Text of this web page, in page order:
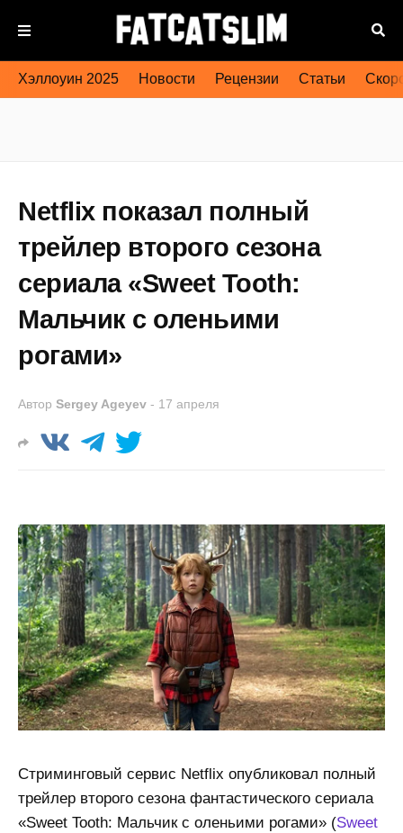
Хэллоуин 2025 Новости Рецензии Статьи
Netflix показал полный
трейлер второго сезона
сериала «Sweet Tooth:
Мальчик с оленьими
рогами»
Автор Sergey Ageyev - 17 апреля
Стриминговый сервис Netflix опубликовал полный
трейлер второго сезона фантастического сериала
«Sweet Tooth: Мальчик с оленьими рогами» (Sweet